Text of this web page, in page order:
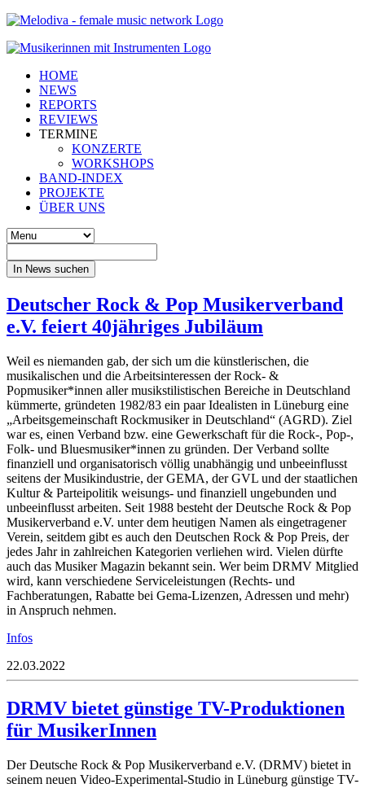
HOME
NEWS
REPORTS
REVIEWS
TERMINE
KONZERTE
WORKSHOPS
BAND-INDEX
PROJEKTE
ÜBER UNS
In News suchen
Deutscher Rock & Pop Musikerverband
e.V. feiert 40jähriges Jubiläum
Weil es niemanden gab, der sich um die künstlerischen, die
musikalischen und die Arbeitsinteressen der Rock- &
Popmusiker*innen aller musikstilistischen Bereiche in Deutschland
kümmerte, gründeten 1982/83 ein paar Idealisten in Lüneburg eine
„Arbeitsgemeinschaft Rockmusiker in Deutschland“ (AGRD). Ziel
war es, einen Verband bzw. eine Gewerk­schaft für die Rock-, Pop-,
Folk- und Blues­musiker*innen zu gründen. Der Verband sollte
finanziell und organisatorisch völlig unabhängig und unbeeinflusst
seitens der Musikindustrie, der GEMA, der GVL und der staatlichen
Kultur & Parteipolitik weisungs- und finanziell ungebunden und
unbeeinflusst arbeiten. Seit 1988 besteht der Deutsche Rock & Pop
Mu­sikerverband e.V. unter dem heutigen Namen als eingetragener
Verein, seitdem gibt es auch den Deutschen Rock & Pop Preis, der
jedes Jahr in zahlreichen Kategorien verliehen wird. Vielen dürfte
auch das Musiker Magazin bekannt sein. Wer beim DRMV Mitglied
wird, kann verschiedene Serviceleistungen (Rechts- und
Fachberatungen, Rabatte bei Gema-Lizenzen, Adressen und mehr)
in Anspruch nehmen.
Infos
22.03.2022
DRMV bietet günstige TV-Produktionen
für MusikerInnen
Der Deutsche Rock & Pop Musikerverband e.V. (DRMV) bietet in
seinem neuen Video-Experimental-Studio in Lüneburg günstige TV-